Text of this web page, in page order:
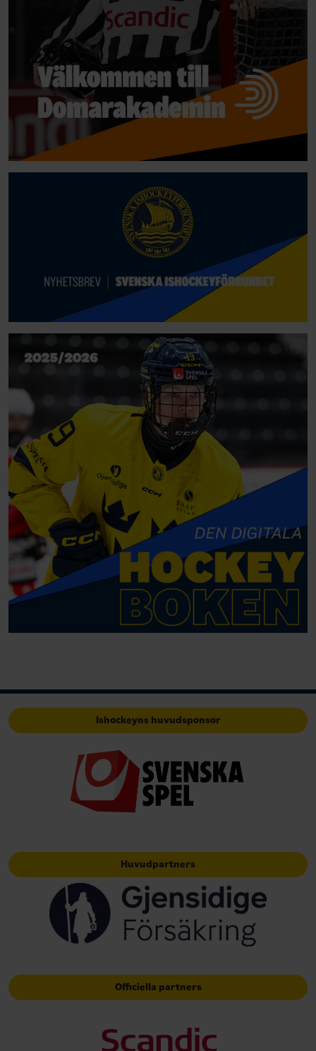
Ishockeyns huvudsponsor
Huvudpartners
Officiella partners